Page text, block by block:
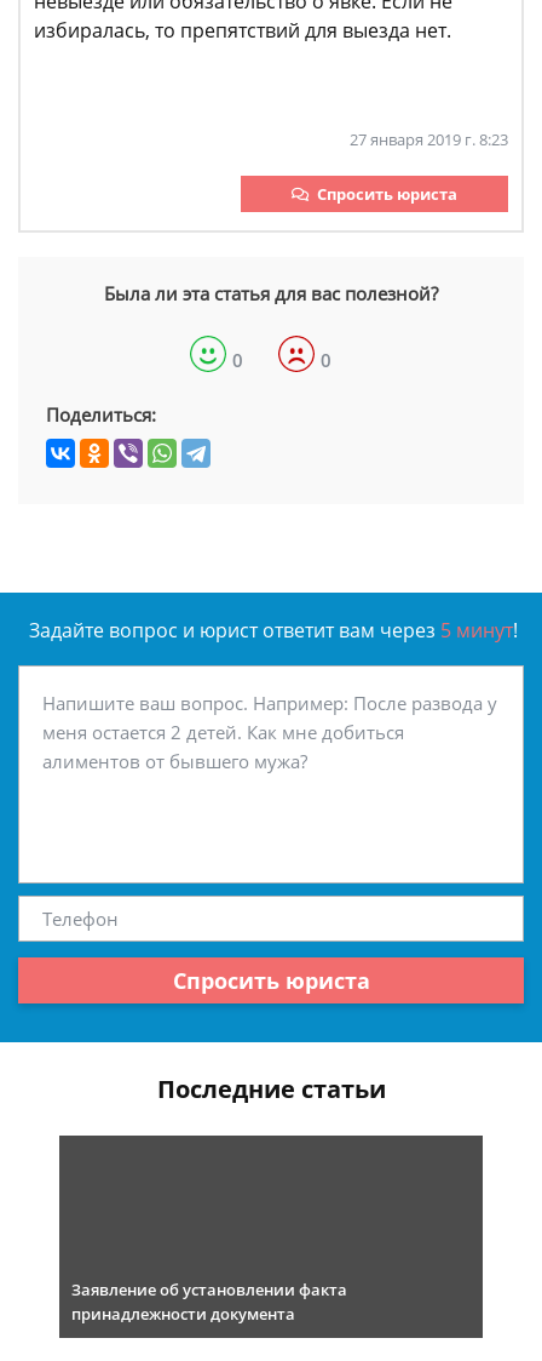
избиралась, то препятствий для выезда нет.
27 января 2019 г. 8:23
Спросить юриста
Была ли эта статья для вас полезной?
0 0
Поделиться:
Задайте вопрос и юрист ответит вам через 5 минут!
Спросить юриста
Последние статьи
Заявление об установлении факта
принадлежности документа